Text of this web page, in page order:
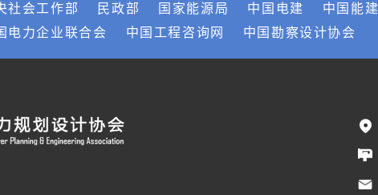
社会工作部 民政部 国家能源局 中国电建 中国能建
电力企业联合会
中国工程咨询网 中国勘察设计协会